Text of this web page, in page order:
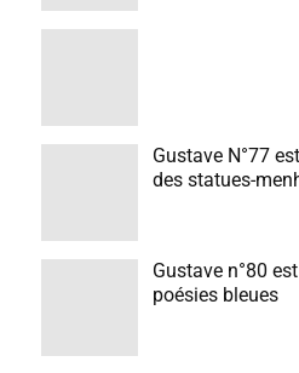
Gustave N°77
des statues-
Gustave n°80
poésies bleues